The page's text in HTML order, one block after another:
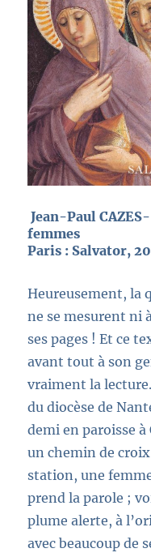
Jean-Paul
femmes
Paris : Salvator,
Heureusement, la
ne se mesurent ni
ses pages ! Et ce
avant tout à son
vraiment la
du diocèse de
demi en paroisse
un chemin de
station, une
prend la parole ;
plume alerte, à
avec beaucoup de